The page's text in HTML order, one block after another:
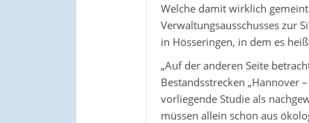
Welche damit wirklich
Verwaltungsausschusses zur
in Hösseringen, in dem es
„Auf der anderen Seite
Bestandsstrecken „Hannover
vorliegende Studie als
müssen allein schon aus